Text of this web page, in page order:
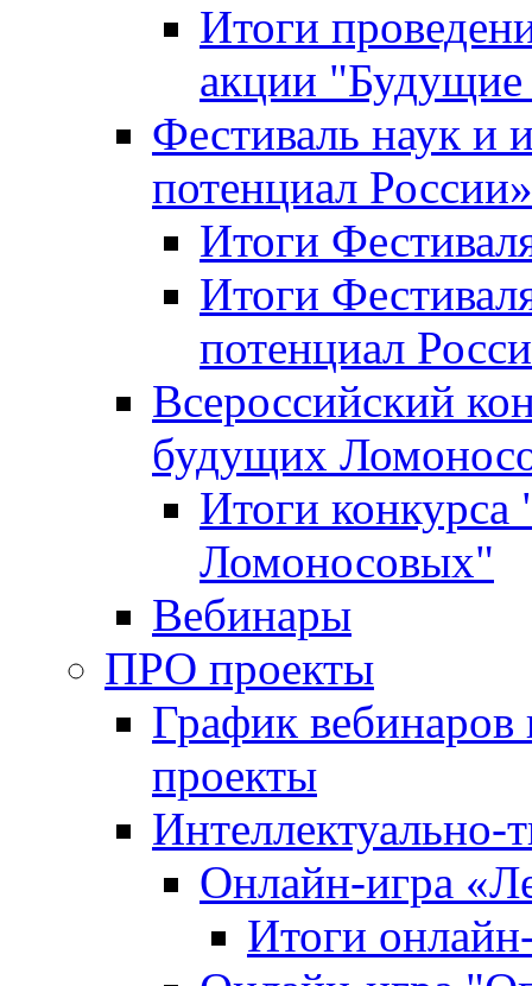
Итоги
акции
Фестиваль наук и
потенциал России»
Итоги
Итоги
потенциал
Всероссийский
будущих
Итоги
Ломоносовых"
Вебинары
ПРО проекты
График
проекты
Интеллектуально-
Онлайн-игра
Итоги